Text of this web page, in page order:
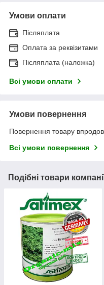
Умови оплати
Післяплата
Оплата за реквізитами
Післяплата (наложка)
Всі умови оплати
Умови повернення
Повернення товару
Всі умови повернення
Подібні товари